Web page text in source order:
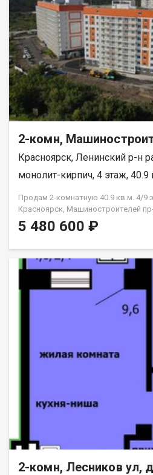
2-комн,
Красноярск, Ленинский р-н
монолит-кирпич, 4 этаж, 40.9
Продам 2-комнатную 40.9 кв.м. 4/9
Красноярск, Машиностроителей
НЕ ОТ ЗАСТРОЙЩИКА
5 480 600 ₽
2-комн, Лесников ул,